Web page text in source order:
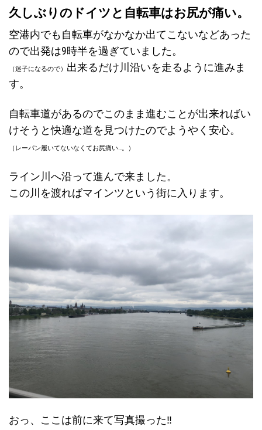
久しぶりのドイツと自転車はお尻が痛い。
空港内でも自転車がなかなか出てこないなどあった
ので出発は9時半を過ぎていました。
（迷子になるので） 出来るだけ川沿いを走るように進みま
す。
自転車道があるのでこのまま進むことが出来ればい
けそうと快適な道を見つけたのでようやく安心。
（レーパン履いてないなくてお尻痛い…。）
ライン川へ沿って進んで来ました。
この川を渡ればマインツという街に入ります。
おっ、ここは前に来て写真撮った‼︎